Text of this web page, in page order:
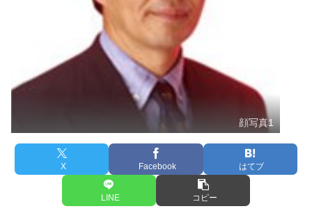
顔写真1
X Facebook はてブ
LINE コピー